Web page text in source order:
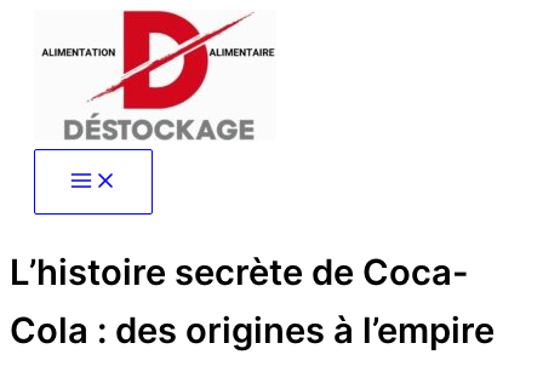
L’histoire secrète de Coca-
Cola : des origines à l’empire